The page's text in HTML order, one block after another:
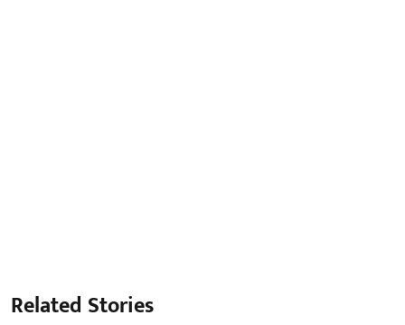
Related Stories